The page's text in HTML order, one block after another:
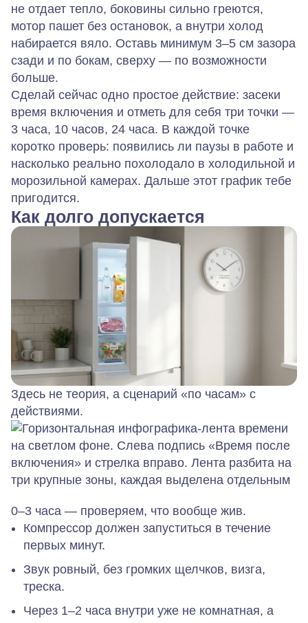
не отдает тепло, боковины сильно греются,
мотор пашет без остановок, а внутри холод
набирается вяло. Оставь минимум 3–5 см зазора
сзади и по бокам, сверху — по возможности
больше.
Сделай сейчас одно простое действие: засеки
время включения и отметь для себя три точки —
3 часа, 10 часов, 24 часа. В каждой точке
коротко проверь: появились ли паузы в работе и
насколько реально похолодало в холодильной и
морозильной камерах. Дальше этот график тебе
пригодится.
Как долго допускается
Здесь не теория, а сценарий «по часам» с
действиями.
0–3 часа — проверяем, что вообще жив.
Компрессор должен запуститься в течение
первых минут.
Звук ровный, без громких щелчков, визга,
треска.
Через 1–2 часа внутри уже не комнатная, а